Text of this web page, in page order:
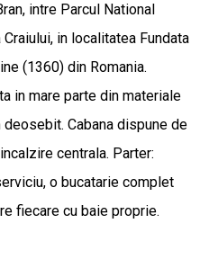
intre Parcul National
in localitatea Fundata
(1360) din Romania.
in mare parte din materiale
Cabana dispune de
centrala. Parter:
o bucatarie complet
fiecare cu baie proprie.